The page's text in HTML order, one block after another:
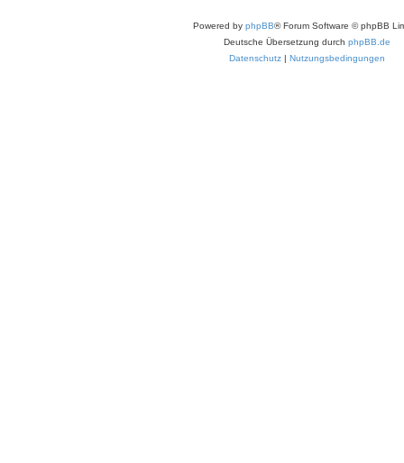
Powered by phpBB® Forum Software © phpBB
Deutsche Übersetzung durch phpBB.de
Datenschutz | Nutzungsbedingungen